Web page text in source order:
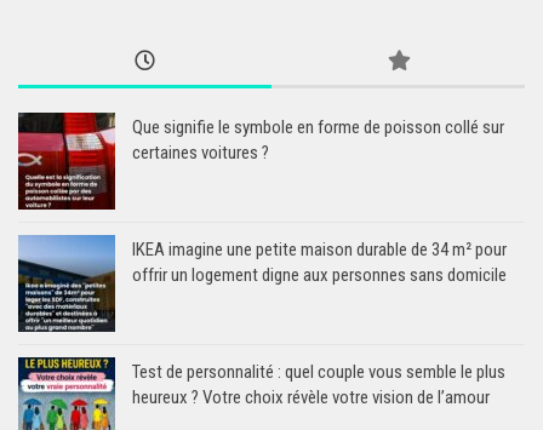
Que signifie le symbole en forme de poisson collé sur
certaines voitures ?
IKEA imagine une petite maison durable de 34 m² pour
offrir un logement digne aux personnes sans domicile
Test de personnalité : quel couple vous semble le plus
heureux ? Votre choix révèle votre vision de l’amour